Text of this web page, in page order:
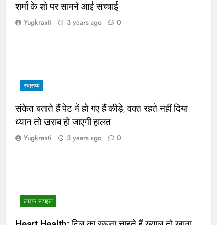
शर्मा के शो पर सामने आई सच्चाई
Yugkranti 3 years ago 0
स्वास्थ्य
संकेत बताते हैं पेट में हो गए हैं कीड़े, वक्त रहते नहीं दिया
ध्यान तो खराब हो जाएगी हालत
Yugkranti 3 years ago 0
लाइफ स्टाइल